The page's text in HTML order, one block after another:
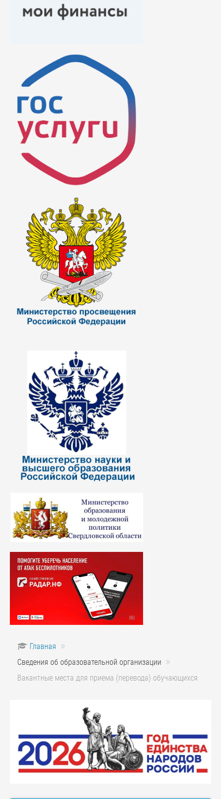
Главная
Сведения об образовательной организации
Вакантные места для приема (перевода) обучающихся